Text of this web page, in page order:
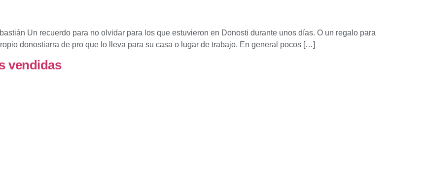
Un recuerdo para no olvidar para los que estuvieron en Donosti durante unos días. O un regalo para
donostiarra de pro que lo lleva para su casa o lugar de trabajo. En general pocos […]
vendidas